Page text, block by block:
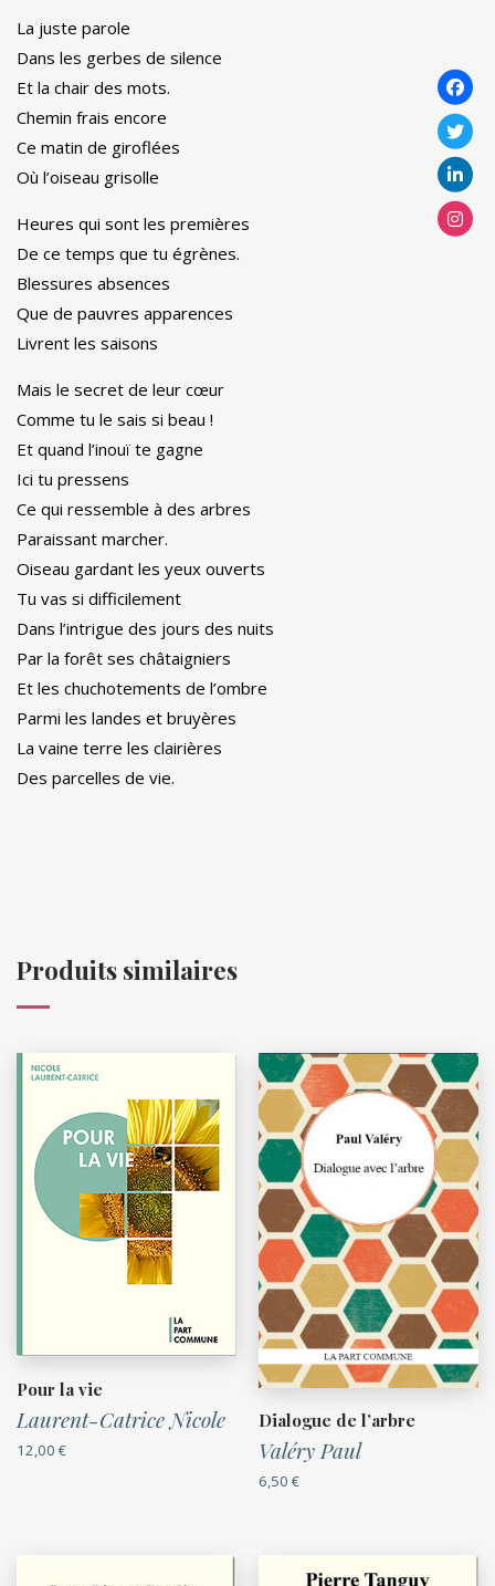
La juste parole
Dans les gerbes de silence
Et la chair des mots.
Chemin frais encore
Ce matin de giroflées
Où l’oiseau grisolle
Heures qui sont les premières
De ce temps que tu égrènes.
Blessures absences
Que de pauvres apparences
Livrent les saisons
Mais le secret de leur cœur
Comme tu le sais si beau !
Et quand l’inouï te gagne
Ici tu pressens
Ce qui ressemble à des arbres
Paraissant marcher.
Oiseau gardant les yeux ouverts
Tu vas si difficilement
Dans l’intrigue des jours des nuits
Par la forêt ses châtaigniers
Et les chuchotements de l’ombre
Parmi les landes et bruyères
La vaine terre les clairières
Des parcelles de vie.
Produits similaires
Pour la vie
Laurent-Catrice Nicole
12,00 €
Dialogue de l’arbre
Valéry Paul
6,50 €